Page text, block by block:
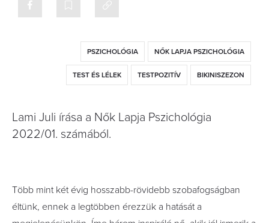
PSZICHOLÓGIA NŐK LAPJA PSZICHOLÓGIA
TEST ÉS LÉLEK TESTPOZITÍV BIKINISZEZON
Lami Juli írása a Nők Lapja Pszichológia
2022/01. számából.
Több mint két évig hosszabb-rövidebb szobafogságban
éltünk, ennek a legtöbben érezzük a hatását a